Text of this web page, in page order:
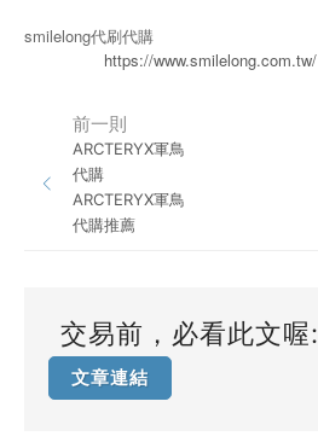
smilelong代刷代購
https://www.smilelong.com.tw/
前一則
ARCTERYX軍鳥
代購
ARCTERYX軍鳥
代購推薦
交易前，必看此文喔:
文章連結